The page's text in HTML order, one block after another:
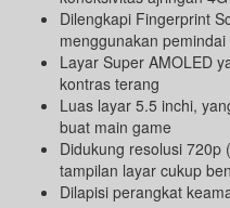
Dilengkapi Fingerprint
menggunakan
Layar Super AMOLED
kontras terang
Luas layar 5.5 inchi,
buat main game
Didukung resolusi 720p
tampilan layar cukup
Dilapisi perangkat